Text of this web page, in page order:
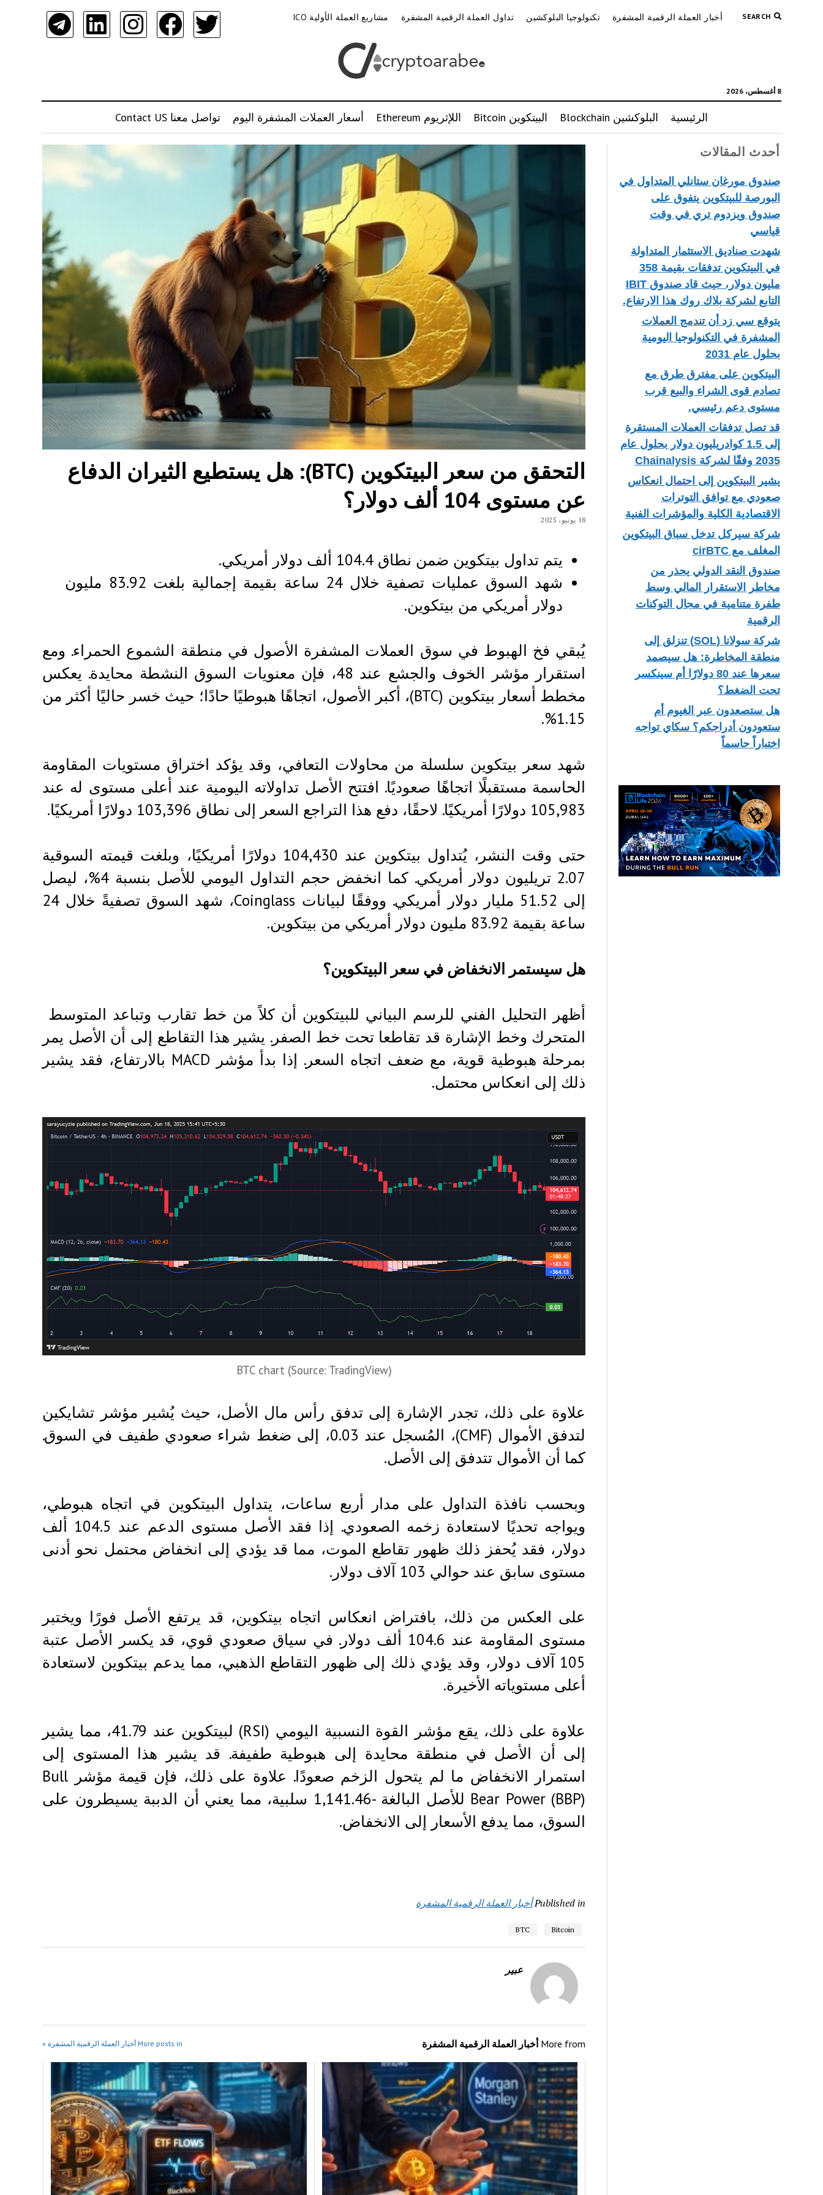
SEARCH أخبار العملة الرقمية المشفرة تكنولوجيا البلوكشين تداول العملة الرقمية المشفرة مشاريع العملة الأولية ICO
8 أغسطس، 2026
الرئيسية البلوكشين Blockchain البيتكوين Bitcoin اللإثريوم Ethereum أسعار العملات المشفرة اليوم تواصل معنا Contact US
أحدث المقالات
صندوق مورغان ستانلي المتداول في
البورصة للبيتكوين يتفوق على
صندوق ويزدوم تري في وقت
قياسي
شهدت صناديق الاستثمار المتداولة
في البيتكوين تدفقات بقيمة 358
مليون دولار، حيث قاد صندوق IBIT
التابع لشركة بلاك روك هذا الارتفاع.
يتوقع سي زد أن تندمج العملات
المشفرة في التكنولوجيا اليومية
بحلول عام 2031
البيتكوين على مفترق طرق مع
تصادم قوى الشراء والبيع قرب
مستوى دعم رئيسي.
قد تصل تدفقات العملات المستقرة
إلى 1.5 كوادريليون دولار بحلول عام
2035 وفقًا لشركة Chainalysis
يشير البيتكوين إلى احتمال انعكاس
صعودي مع توافق التوترات
الاقتصادية الكلية والمؤشرات الفنية
شركة سيركل تدخل سباق البيتكوين
المغلف مع cirBTC
صندوق النقد الدولي يحذر من
مخاطر الاستقرار المالي وسط
طفرة متنامية في مجال التوكنات
الرقمية
شركة سولانا (SOL) تنزلق إلى
منطقة المخاطرة: هل سيصمد
سعرها عند 80 دولارًا أم سينكسر
تحت الضغط؟
هل ستصعدون عبر الغيوم أم
ستعودون أدراجكم؟ سكاي تواجه
اختباراً حاسماً
التحقق من سعر البيتكوين (BTC): هل يستطيع الثيران الدفاع
عن مستوى 104 ألف دولار؟
18 يونيو، 2025
يتم تداول بيتكوين ضمن نطاق 104.4 ألف دولار أمريكي.
شهد السوق عمليات تصفية خلال 24 ساعة بقيمة إجمالية بلغت 83.92 مليون
دولار أمريكي من بيتكوين.
يُبقي فخ الهبوط في سوق العملات المشفرة الأصول في منطقة الشموع الحمراء. ومع
استقرار مؤشر الخوف والجشع عند 48، فإن معنويات السوق النشطة محايدة. يعكس
مخطط أسعار بيتكوين (BTC)، أكبر الأصول، اتجاهًا هبوطيًا حادًا؛ حيث خسر حاليًا أكثر من
1.15%.
شهد سعر بيتكوين سلسلة من محاولات التعافي، وقد يؤكد اختراق مستويات المقاومة
الحاسمة مستقبلًا اتجاهًا صعوديًا. افتتح الأصل تداولاته اليومية عند أعلى مستوى له عند
105,983 دولارًا أمريكيًا. لاحقًا، دفع هذا التراجع السعر إلى نطاق 103,396 دولارًا أمريكيًا.
حتى وقت النشر، يُتداول بيتكوين عند 104,430 دولارًا أمريكيًا، وبلغت قيمته السوقية
2.07 تريليون دولار أمريكي. كما انخفض حجم التداول اليومي للأصل بنسبة 4%، ليصل
إلى 51.52 مليار دولار أمريكي. ووفقًا لبيانات Coinglass، شهد السوق تصفيةً خلال 24
ساعة بقيمة 83.92 مليون دولار أمريكي من بيتكوين.
هل سيستمر الانخفاض في سعر البيتكوين؟
أظهر التحليل الفني للرسم البياني للبيتكوين أن كلاً من خط تقارب وتباعد المتوسط ​​
المتحرك وخط الإشارة قد تقاطعا تحت خط الصفر. يشير هذا التقاطع إلى أن الأصل يمر
بمرحلة هبوطية قوية، مع ضعف اتجاه السعر. إذا بدأ مؤشر MACD بالارتفاع، فقد يشير
ذلك إلى انعكاس محتمل.
BTC chart (Source: TradingView)
علاوة على ذلك، تجدر الإشارة إلى تدفق رأس مال الأصل، حيث يُشير مؤشر تشايكين
لتدفق الأموال (CMF)، المُسجل عند 0.03، إلى ضغط شراء صعودي طفيف في السوق.
كما أن الأموال تتدفق إلى الأصل.
وبحسب نافذة التداول على مدار أربع ساعات، يتداول البيتكوين في اتجاه هبوطي،
ويواجه تحديًا لاستعادة زخمه الصعودي. إذا فقد الأصل مستوى الدعم عند 104.5 ألف
دولار، فقد يُحفز ذلك ظهور تقاطع الموت، مما قد يؤدي إلى انخفاض محتمل نحو أدنى
مستوى سابق عند حوالي 103 آلاف دولار.
على العكس من ذلك، بافتراض انعكاس اتجاه بيتكوين، قد يرتفع الأصل فورًا ويختبر
مستوى المقاومة عند 104.6 ألف دولار. في سياق صعودي قوي، قد يكسر الأصل عتبة
105 آلاف دولار، وقد يؤدي ذلك إلى ظهور التقاطع الذهبي، مما يدعم بيتكوين لاستعادة
أعلى مستوياته الأخيرة.
علاوة على ذلك، يقع مؤشر القوة النسبية اليومي (RSI) لبيتكوين عند 41.79، مما يشير
إلى أن الأصل في منطقة محايدة إلى هبوطية طفيفة. قد يشير هذا المستوى إلى
استمرار الانخفاض ما لم يتحول الزخم صعودًا. علاوة على ذلك، فإن قيمة مؤشر Bull
Bear Power (BBP) للأصل البالغة -1,141.46 سلبية، مما يعني أن الدببة يسيطرون على
السوق، مما يدفع الأسعار إلى الانخفاض.
Published inأخبار العملة الرقمية المشفرة
Bitcoin
BTC
عبير
More from أخبار العملة الرقمية المشفرة More posts in أخبار العملة الرقمية المشفرة »